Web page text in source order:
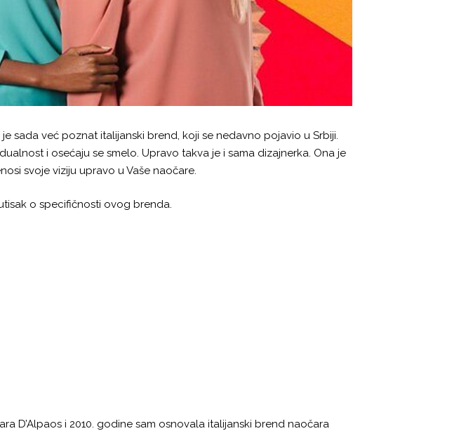
sada već poznat italijanski brend, koji se nedavno pojavio u Srbiji.
i osećaju se smelo. Upravo takva je i sama dizajnerka. Ona je
svoje viziju upravo u Vaše naočare.
o specifičnosti ovog brenda.
D’Alpaos i 2010. godine sam osnovala italijanski brend naočara